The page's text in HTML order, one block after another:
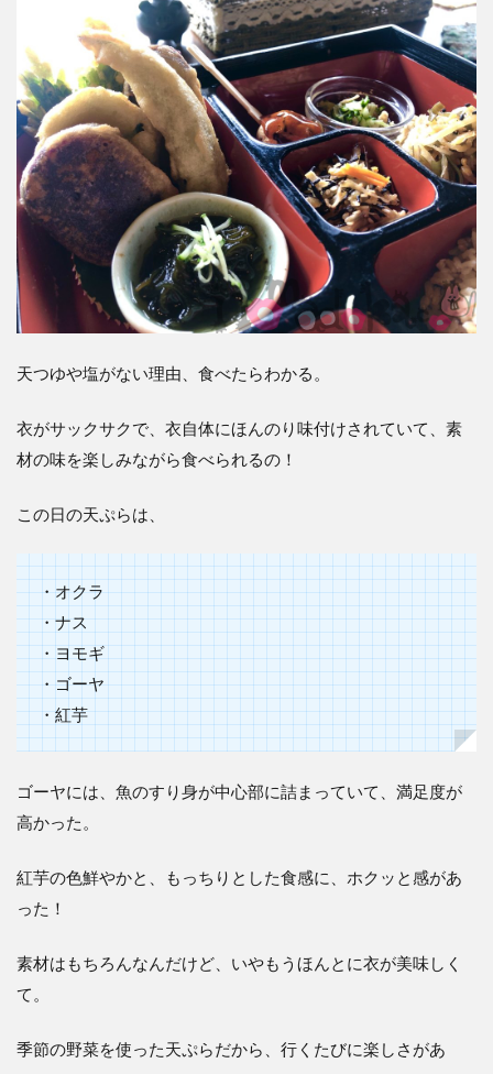
天つゆや塩がない理由、食べたらわかる。
衣がサックサクで、衣自体にほんのり味付けされていて、素
材の味を楽しみながら食べられるの！
この日の天ぷらは、
・オクラ
・ナス
・ヨモギ
・ゴーヤ
・紅芋
ゴーヤには、魚のすり身が中心部に詰まっていて、満足度が
高かった。
紅芋の色鮮やかと、もっちりとした食感に、ホクッと感があ
った！
素材はもちろんなんだけど、いやもうほんとに衣が美味しく
て。
季節の野菜を使った天ぷらだから、行くたびに楽しさがあ